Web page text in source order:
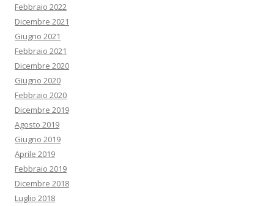
Febbraio 2022
Dicembre 2021
Giugno 2021
Febbraio 2021
Dicembre 2020
Giugno 2020
Febbraio 2020
Dicembre 2019
Agosto 2019
Giugno 2019
Aprile 2019
Febbraio 2019
Dicembre 2018
Luglio 2018